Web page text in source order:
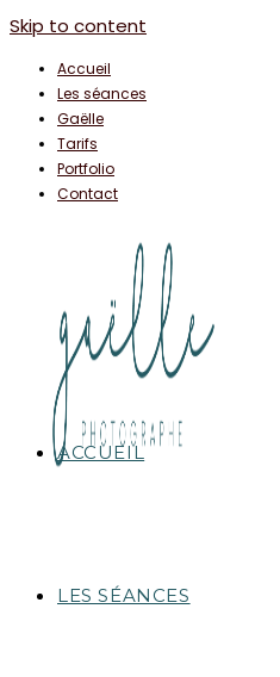
Skip to content
Accueil
Les séances
Gaëlle
Tarifs
Portfolio
Contact
ACCUEIL
LES SÉANCES